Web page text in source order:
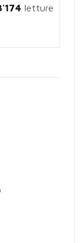
letture